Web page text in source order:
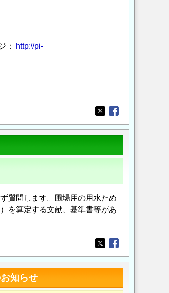
：
http://pi-
Opens in a new
Opens in a new
質問します。圃場用の用水ため
を算定する文献、基準書等があ
Opens in a new
Opens in a new
知らせ